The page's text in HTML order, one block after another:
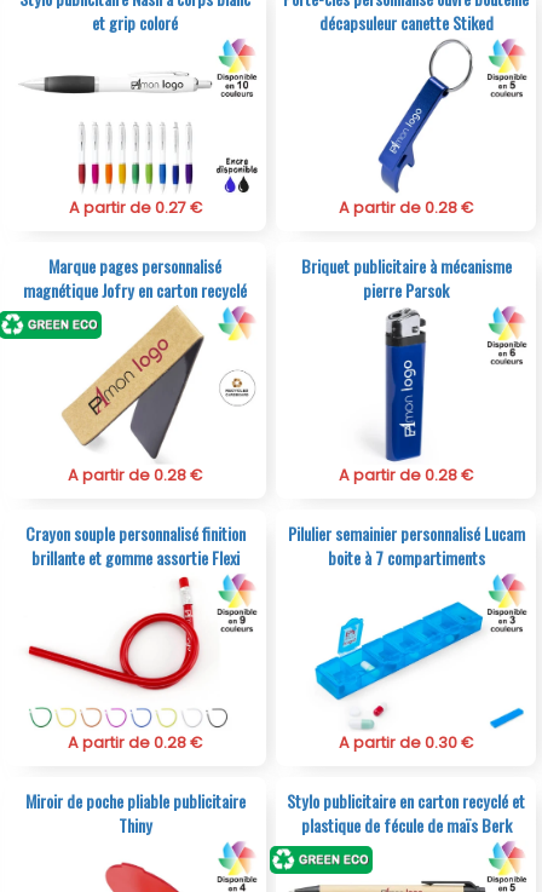
et grip coloré
A partir de 0.27 €
décapsuleur canette Stiked
A partir de 0.28 €
Marque pages personnalisé
magnétique Jofry en carton recyclé
A partir de 0.28 €
Briquet publicitaire à mécanisme
pierre Parsok
A partir de 0.28 €
Crayon souple personnalisé finition
brillante et gomme assortie Flexi
A partir de 0.28 €
Pilulier semainier personnalisé Lucam
boite à 7 compartiments
A partir de 0.30 €
Miroir de poche pliable publicitaire
Thiny
Stylo publicitaire en carton recyclé et
plastique de fécule de maïs Berk